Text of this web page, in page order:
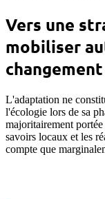
Vers une
mobiliser
L'adaptation ne
l'écologie lors de sa
majoritairement portée
savoirs locaux et les
compte que